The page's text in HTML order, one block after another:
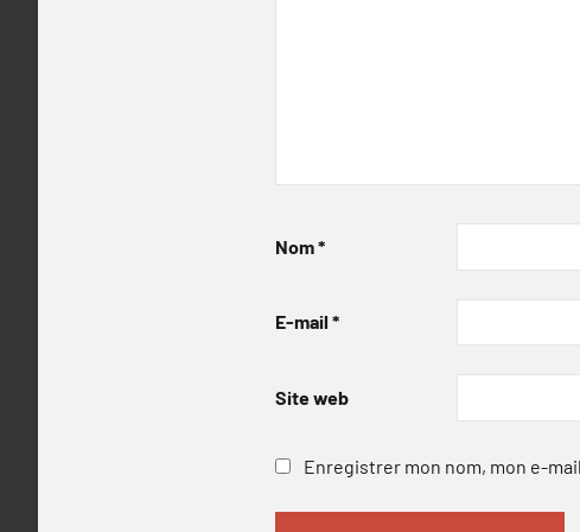
Nom*
E-mail *
Site web
Enregistrer mon nom, mon e-